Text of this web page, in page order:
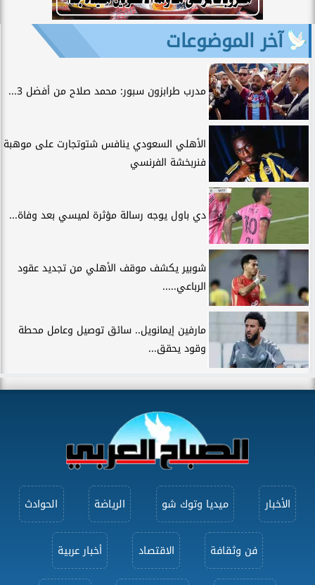
آخر الموضوعات
مدرب طرابزون سبور: محمد صلاح من أفضل 3...
الأهلي السعودي ينافس شتوتجارت على موهبة
فنربخشة الفرنسي
دي باول يوجه رسالة مؤثرة لميسي بعد وفاة...
شوبير يكشف موقف الأهلي من تجديد عقود
الرباعي.....
مارفين إيمانويل.. سائق توصيل وعامل محطة
وقود يحقق...
الأخبار ميديا وتوك شو الرياضة الحوادث
فن وثقافة الاقتصاد أخبار عربية